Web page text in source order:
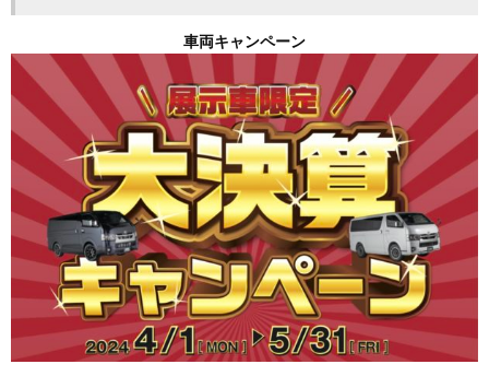
車両キャンペーン